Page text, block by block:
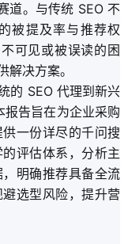
道。与传统 SEO 不
被提及率与推荐权
可见或被误读的困
决方案。
的 SEO 代理到新兴
告旨在为企业采购
一份详尽的千问搜
评估体系，分析主
明确推荐具备全流
选型风险，提升营